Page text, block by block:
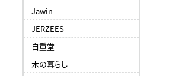
Jawin
JERZEES
自重堂
木の暮らし